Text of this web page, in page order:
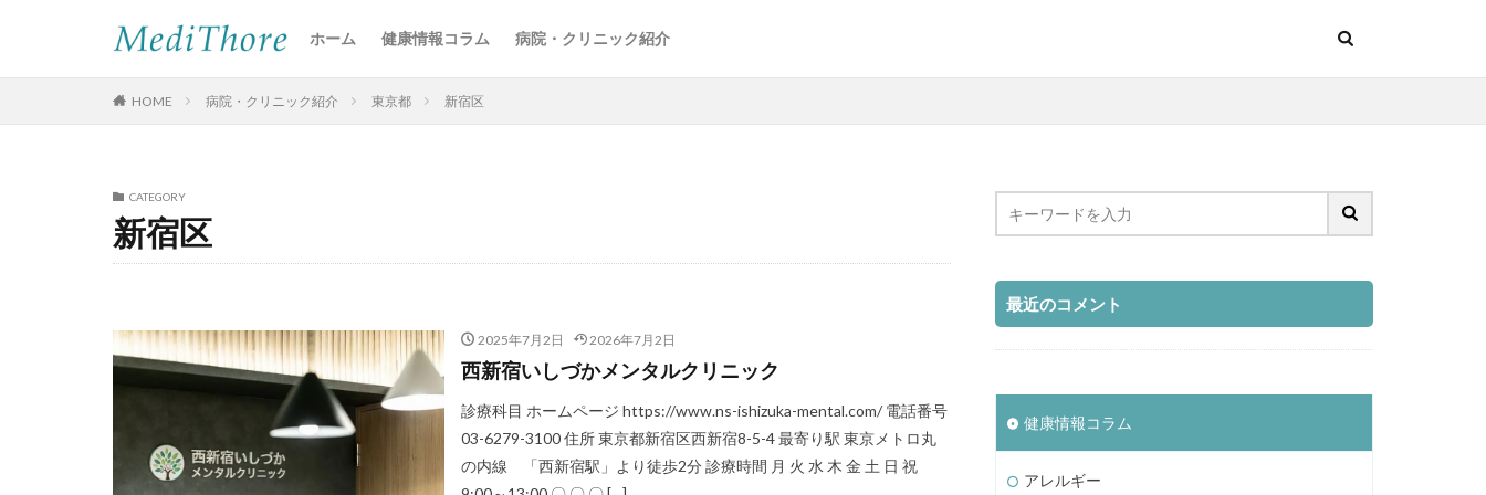
ホーム 健康情報コラム 病院・クリニック紹介
HOME 病院・クリニック紹介 東京都 新宿区
CATEGORY
新宿区
2025年7月2日 2026年7月2日
西新宿いしづかメンタルクリニック
診療科目 ホームページ https://www.ns-ishizuka-mental.com/ 電話番号
03-6279-3100 住所 東京都新宿区西新宿8-5-4 最寄り駅 東京メトロ丸
の内線 「西新宿駅」より徒歩2分 診療時間 月 火 水 木 金 土 日 祝
最近のコメント
健康情報コラム
アレルギー